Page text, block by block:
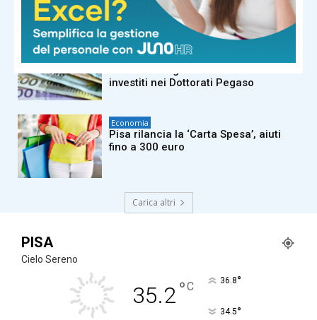
Economia
Ricerca e innovazione, la Toscana
investiti nei Dottorati Pegaso
Economia
Pisa rilancia la ‘Carta Spesa’, aiuti
fino a 300 euro
Carica altri
PISA
Cielo Sereno
35.2°C 36.8°
34.5°